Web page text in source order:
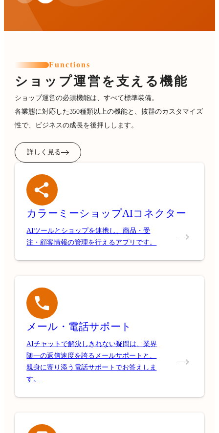
Functions
ショップ運営を支える機能
ショップ運営の必須機能は、すべて標準装備。
各業態に対応した350種類以上の機能と、抜群のカスタマイズ
性で、ビジネスの成長を後押しします。
詳しく見る
カラーミーショップAIコネクター
AIツールとショップを連携し、商品・受
注・顧客情報の管理を行えるアプリです。
メール・電話サポート
AIチャットで解決しきれない疑問は、業界
随一の返信速度を誇るメールサポートと、
親身に寄り添う電話サポートでお答えしま
す。